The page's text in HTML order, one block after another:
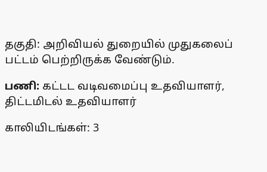
தகுதி: அறிவியல் துறையில் முதுகலைப்
பட்டம் பெற்றிருக்க வேண்டும்.
பணி: கட்டட வடிவமைப்பு உதவியாளர்,
திட்டமிடல் உதவியாளர்
காலியிடங்கள்: 3